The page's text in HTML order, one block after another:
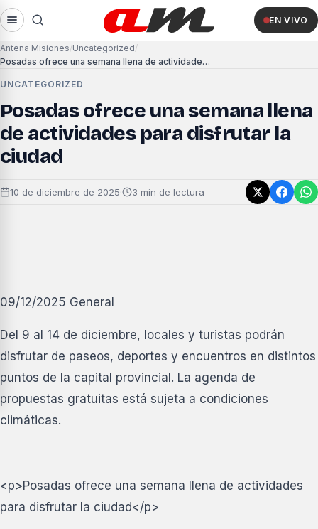
EN VIVO
Antena Misiones Uncategorized
Posadas ofrece una semana llena de actividades para disfrutar la ciudad
UNCATEGORIZED
Posadas ofrece una semana llena
de actividades para disfrutar la
ciudad
10 de diciembre de 2025· 3 min de lectura
09/12/2025 General
Del 9 al 14 de diciembre, locales y turistas podrán
disfrutar de paseos, deportes y encuentros en distintos
puntos de la capital provincial. La agenda de
propuestas gratuitas está sujeta a condiciones
climáticas.
<p>Posadas ofrece una semana llena de actividades
para disfrutar la ciudad</p>